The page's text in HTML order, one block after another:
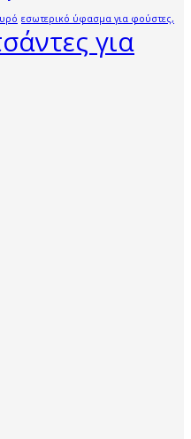
εσωτερικό ύφασμα για φούστες,
για